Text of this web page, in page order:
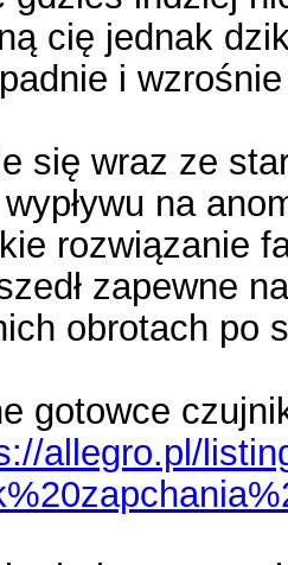
cię jednak
i
się wraz ze
na
rozwiązanie
zapewne
obrotach po
gotowce
allegro.pl/